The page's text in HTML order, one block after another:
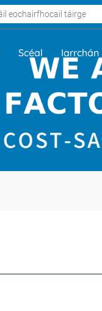
Scéal Iarrchán